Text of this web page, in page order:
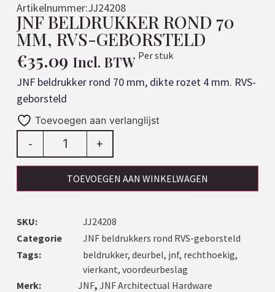
Artikelnummer:JJ24208
JNF BELDRUKKER ROND 70
MM, RVS-GEBORSTELD
€35.09 Incl. BTW Per stuk
JNF beldrukker rond 70 mm, dikte rozet 4 mm. RVS-
geborsteld
Toevoegen aan verlanglijst
- +
TOEVOEGEN AAN WINKELWAGEN
SKU:
JJ24208
Categorie
JNF beldrukkers rond RVS-geborsteld
Tags:
beldrukker, deurbel, jnf, rechthoekig,
vierkant, voordeurbeslag
Merk:
JNF, JNF Architectual Hardware